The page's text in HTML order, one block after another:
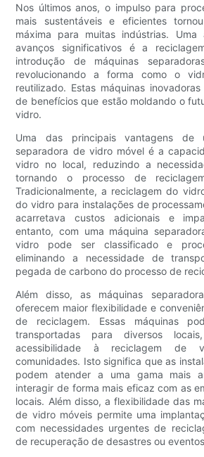
Nos últimos anos, o impulso para
mais sustentáveis ​​e eficientes
máxima para muitas indústrias.
avanços significativos é a
introdução de máquinas
revolucionando a forma como o
reutilizado. Estas máquinas
de benefícios que estão moldando o
vidro.
Uma das principais vantagens de
separadora de vidro móvel é a
vidro no local, reduzindo a
tornando o processo de
Tradicionalmente, a reciclagem do
do vidro para instalações de
acarretava custos adicionais e
entanto, com uma máquina
vidro pode ser classificado e
eliminando a necessidade de
pegada de carbono do processo de
Além disso, as máquinas
oferecem maior flexibilidade e
de reciclagem. Essas máquinas
transportadas para diversos
acessibilidade à reciclagem de
comunidades. Isto significa que as
podem atender a uma gama mais
interagir de forma mais eficaz com as
locais. Além disso, a flexibilidade das
de vidro móveis permite uma
com necessidades urgentes de
de recuperação de desastres ou